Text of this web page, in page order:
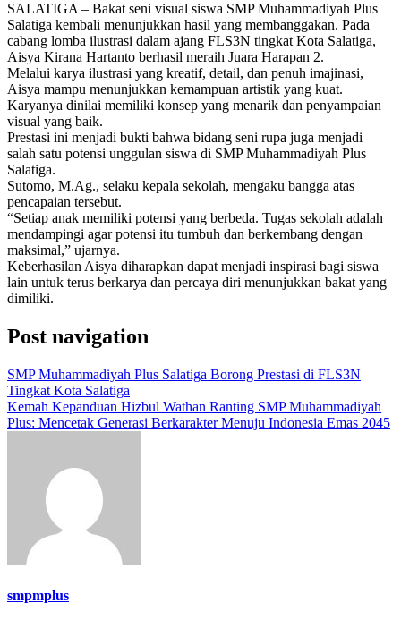
SALATIGA – Bakat seni visual siswa SMP Muhammadiyah Plus
Salatiga kembali menunjukkan hasil yang membanggakan. Pada
cabang lomba ilustrasi dalam ajang FLS3N tingkat Kota Salatiga,
Aisya Kirana Hartanto berhasil meraih Juara Harapan 2.
Melalui karya ilustrasi yang kreatif, detail, dan penuh imajinasi,
Aisya mampu menunjukkan kemampuan artistik yang kuat.
Karyanya dinilai memiliki konsep yang menarik dan penyampaian
visual yang baik.
Prestasi ini menjadi bukti bahwa bidang seni rupa juga menjadi
salah satu potensi unggulan siswa di SMP Muhammadiyah Plus
Salatiga.
Sutomo, M.Ag., selaku kepala sekolah, mengaku bangga atas
pencapaian tersebut.
“Setiap anak memiliki potensi yang berbeda. Tugas sekolah adalah
mendampingi agar potensi itu tumbuh dan berkembang dengan
maksimal,” ujarnya.
Keberhasilan Aisya diharapkan dapat menjadi inspirasi bagi siswa
lain untuk terus berkarya dan percaya diri menunjukkan bakat yang
dimiliki.
Post navigation
SMP Muhammadiyah Plus Salatiga Borong Prestasi di FLS3N
Tingkat Kota Salatiga
Kemah Kepanduan Hizbul Wathan Ranting SMP Muhammadiyah
Plus: Mencetak Generasi Berkarakter Menuju Indonesia Emas 2045
smpmplus